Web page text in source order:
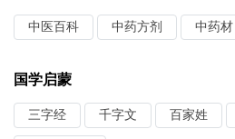
中医百科 中药方剂 中药材
国学启蒙
三字经 千字文 百家姓